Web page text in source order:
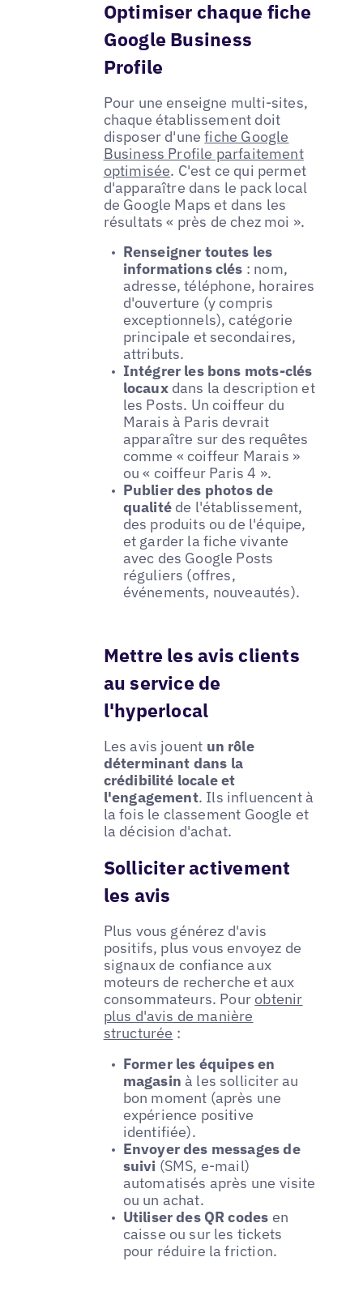
Optimiser chaque fiche
Google Business
Profile
Pour une enseigne multi-sites,
chaque établissement doit
disposer d'unefiche Google
Business Profile parfaitement
optimisée. C'est ce qui permet
d'apparaître dans le pack local
de Google Maps et dans les
résultats « près de chez moi ».
Renseigner toutes les
informations clés : nom,
adresse, téléphone, horaires
d'ouverture (y compris
exceptionnels), catégorie
principale et secondaires,
attributs.
Intégrer les bons mots-clés
locauxdans la description et
les Posts. Un coiffeur du
Marais à Paris devrait
apparaître sur des requêtes
comme « coiffeur Marais »
ou « coiffeur Paris 4 ».
Publier des photos de
qualitéde l'établissement,
des produits ou de l'équipe,
et garder la fiche vivante
avec des Google Posts
réguliers (offres,
événements, nouveautés).
Mettre les avis clients
au service de
l'hyperlocal
Les avis jouent un rôle
déterminant dans la
crédibilité locale et
l'engagement. Ils influencent à
la fois le classement Google et
la décision d'achat.
Solliciter activement
les avis
Plus vous générez d'avis
positifs, plus vous envoyez de
signaux de confiance aux
moteurs de recherche et aux
consommateurs. Pour obtenir
plus d'avis de manière
structurée :
Former les équipes en
magasin à les solliciter au
bon moment (après une
expérience positive
identifiée).
Envoyer des messages de
suivi (SMS, e-mail)
automatisés après une visite
ou un achat.
Utiliser des QR codes en
caisse ou sur les tickets
pour réduire la friction.